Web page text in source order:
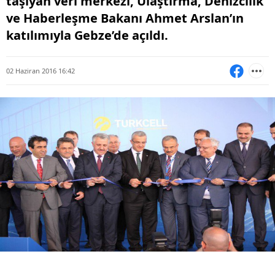
ve Haberleşme Bakanı Ahmet Arslan’ın
katılımıyla Gebze’de açıldı.
02 Haziran 2016 16:42